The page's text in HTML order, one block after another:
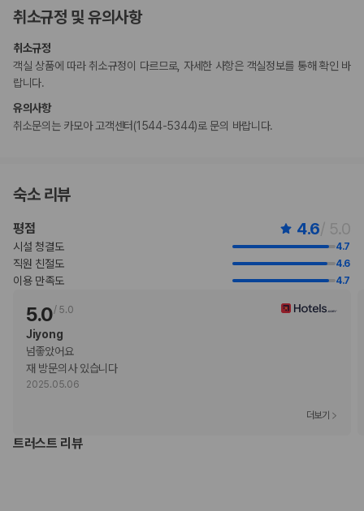
인용품을 제공하지 않습니다.
습니다. 명시된 정책은 숙박 시설에서 제공했습니다.
만 11세 이하 고객에게는 명시된 어린이 아침 식사 요금이 적용됩니다.
만 11 세 이하 아동은 부모 또는 보호자와 같은 객실에서 침구를 추가하지
않고 이용할 경우 무료로 숙박할 수 있습니다.
등록된 고객만 객실에 허용됩니다.
일부 시설의 경우 출입이 제한될 수 있습니다. 자세한 내용은 예약 확인 메
이 숙박 시설은 장애인 안내 동물을 비롯한 모든 반려동물의 출입을 금지하
고 있습니다.
주차 시 높이 제한이 적용됩니다.
비대면 체크아웃 서비스를 이용하실 수 있습니다.
부가 정보
추가 안내사항
주차 높이 제한 적용
기타 선택사항
뷔페 아침 식사 요금: 1인당 CNY 276 ~ 276(대략적인 금액)
공항 셔틀 요금: 차량 1대당 CNY 990
금액일 수 있으며 변경될 수 있습니다.
취소규정 및 유의사항
취소규정
객실 상품에 따라 취소규정이 다르므로, 자세한 사항은 객실정보를 통해 확인 바
랍니다.
유의사항
취소문의는 카모아 고객센터(1544-5344)로 문의 바랍니다.
숙소 리뷰
평점 4.6/ 5.0
시설 청결도 4.7
직원 친절도 4.6
이용 만족도 4.7
5.0/ 5.0
Jiyong
넘좋았어요
재 방문의사 있습니다
2025.05.06
더보기
트러스트 리뷰